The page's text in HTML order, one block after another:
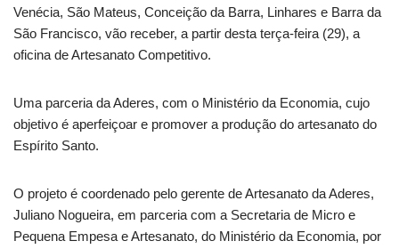
Venécia, São Mateus, Conceição da Barra, Linhares e Barra da
São Francisco, vão receber, a partir desta terça-feira (29), a
oficina de Artesanato Competitivo.
Uma parceria da Aderes, com o Ministério da Economia, cujo
objetivo é aperfeiçoar e promover a produção do artesanato do
Espírito Santo.
O projeto é coordenado pelo gerente de Artesanato da Aderes,
Juliano Nogueira, em parceria com a Secretaria de Micro e
Pequena Empesa e Artesanato, do Ministério da Economia, por